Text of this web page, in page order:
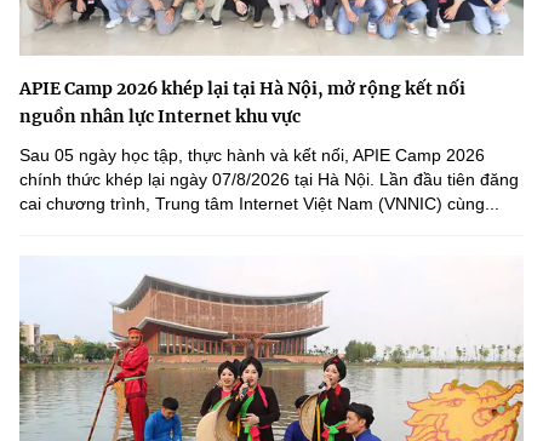
APIE Camp 2026 khép lại tại Hà Nội, mở rộng kết nối
nguồn nhân lực Internet khu vực
Sau 05 ngày học tập, thực hành và kết nối, APIE Camp 2026
chính thức khép lại ngày 07/8/2026 tại Hà Nội. Lần đầu tiên đăng
cai chương trình, Trung tâm Internet Việt Nam (VNNIC) cùng...